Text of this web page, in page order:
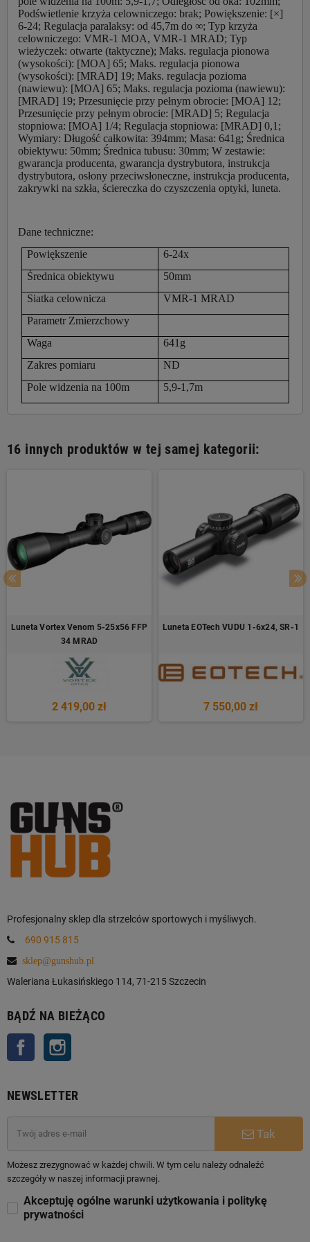
Podświetlenie krzyża celowniczego: brak; Powiększenie: [×]
6-24; Regulacja paralaksy: od 45,7m do ∞; Typ krzyża
celowniczego: VMR-1 MOA, VMR-1 MRAD; Typ
wieżyczek: otwarte (taktyczne); Maks. regulacja pionowa
(wysokości): [MOA] 65; Maks. regulacja pionowa
(wysokości): [MRAD] 19; Maks. regulacja pozioma
(nawiewu): [MOA] 65; Maks. regulacja pozioma (nawiewu):
[MRAD] 19; Przesunięcie przy pełnym obrocie: [MOA] 12;
Przesunięcie przy pełnym obrocie: [MRAD] 5; Regulacja
stopniowa: [MOA] 1/4; Regulacja stopniowa: [MRAD] 0,1;
Wymiary: Długość całkowita: 394mm; Masa: 641g; Średnica
obiektywu: 50mm; Średnica tubusu: 30mm; W zestawie:
gwarancja producenta, gwarancja dystrybutora, instrukcja
dystrybutora, osłony przeciwsłoneczne, instrukcja producenta,
zakrywki na szkła, ściereczka do czyszczenia optyki, luneta.
Dane techniczne:
Powiększenie
6-24x
Średnica obiektywu
50mm
Siatka celownicza
VMR-1 MRAD
Parametr Zmierzchowy
Waga
641g
Zakres pomiaru
ND
Pole widzenia na 100m
5,9-1,7m
16 innych produktów w tej samej kategorii:
Luneta Vortex Venom 5-25x56 FFP
34 MRAD
2 419,00 zł
Luneta EOTech VUDU 1-6x24, SR-1
7 550,00 zł
Profesjonalny sklep dla strzelców sportowych i myśliwych.
690 915 815
sklep@gunshub.pl
Waleriana Łukasińskiego 114, 71-215 Szczecin
BĄDŹ NA BIEŻĄCO
Facebook
NEWSLETTER
Tak
Możesz zrezygnować w każdej chwili. W tym celu należy odnaleźć
szczegóły w naszej informacji prawnej.
Akceptuję ogólne warunki użytkowania i politykę
prywatności